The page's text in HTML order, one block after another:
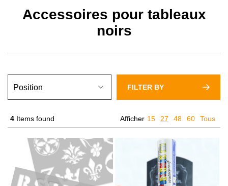
Accessoires pour tableaux
noirs
4 Items found Afficher 15 27 48 60 Tous
FILTER BY